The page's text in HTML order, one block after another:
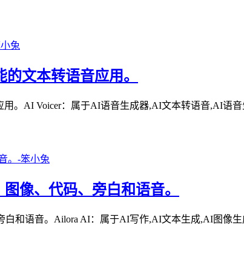
文本转语音应用。
。AI Voicer：属于AI语音生成器,AI文本转语音,AI语
像、代码、旁白和语音。
和语音。Ailora AI：属于AI写作,AI文本生成,AI图像